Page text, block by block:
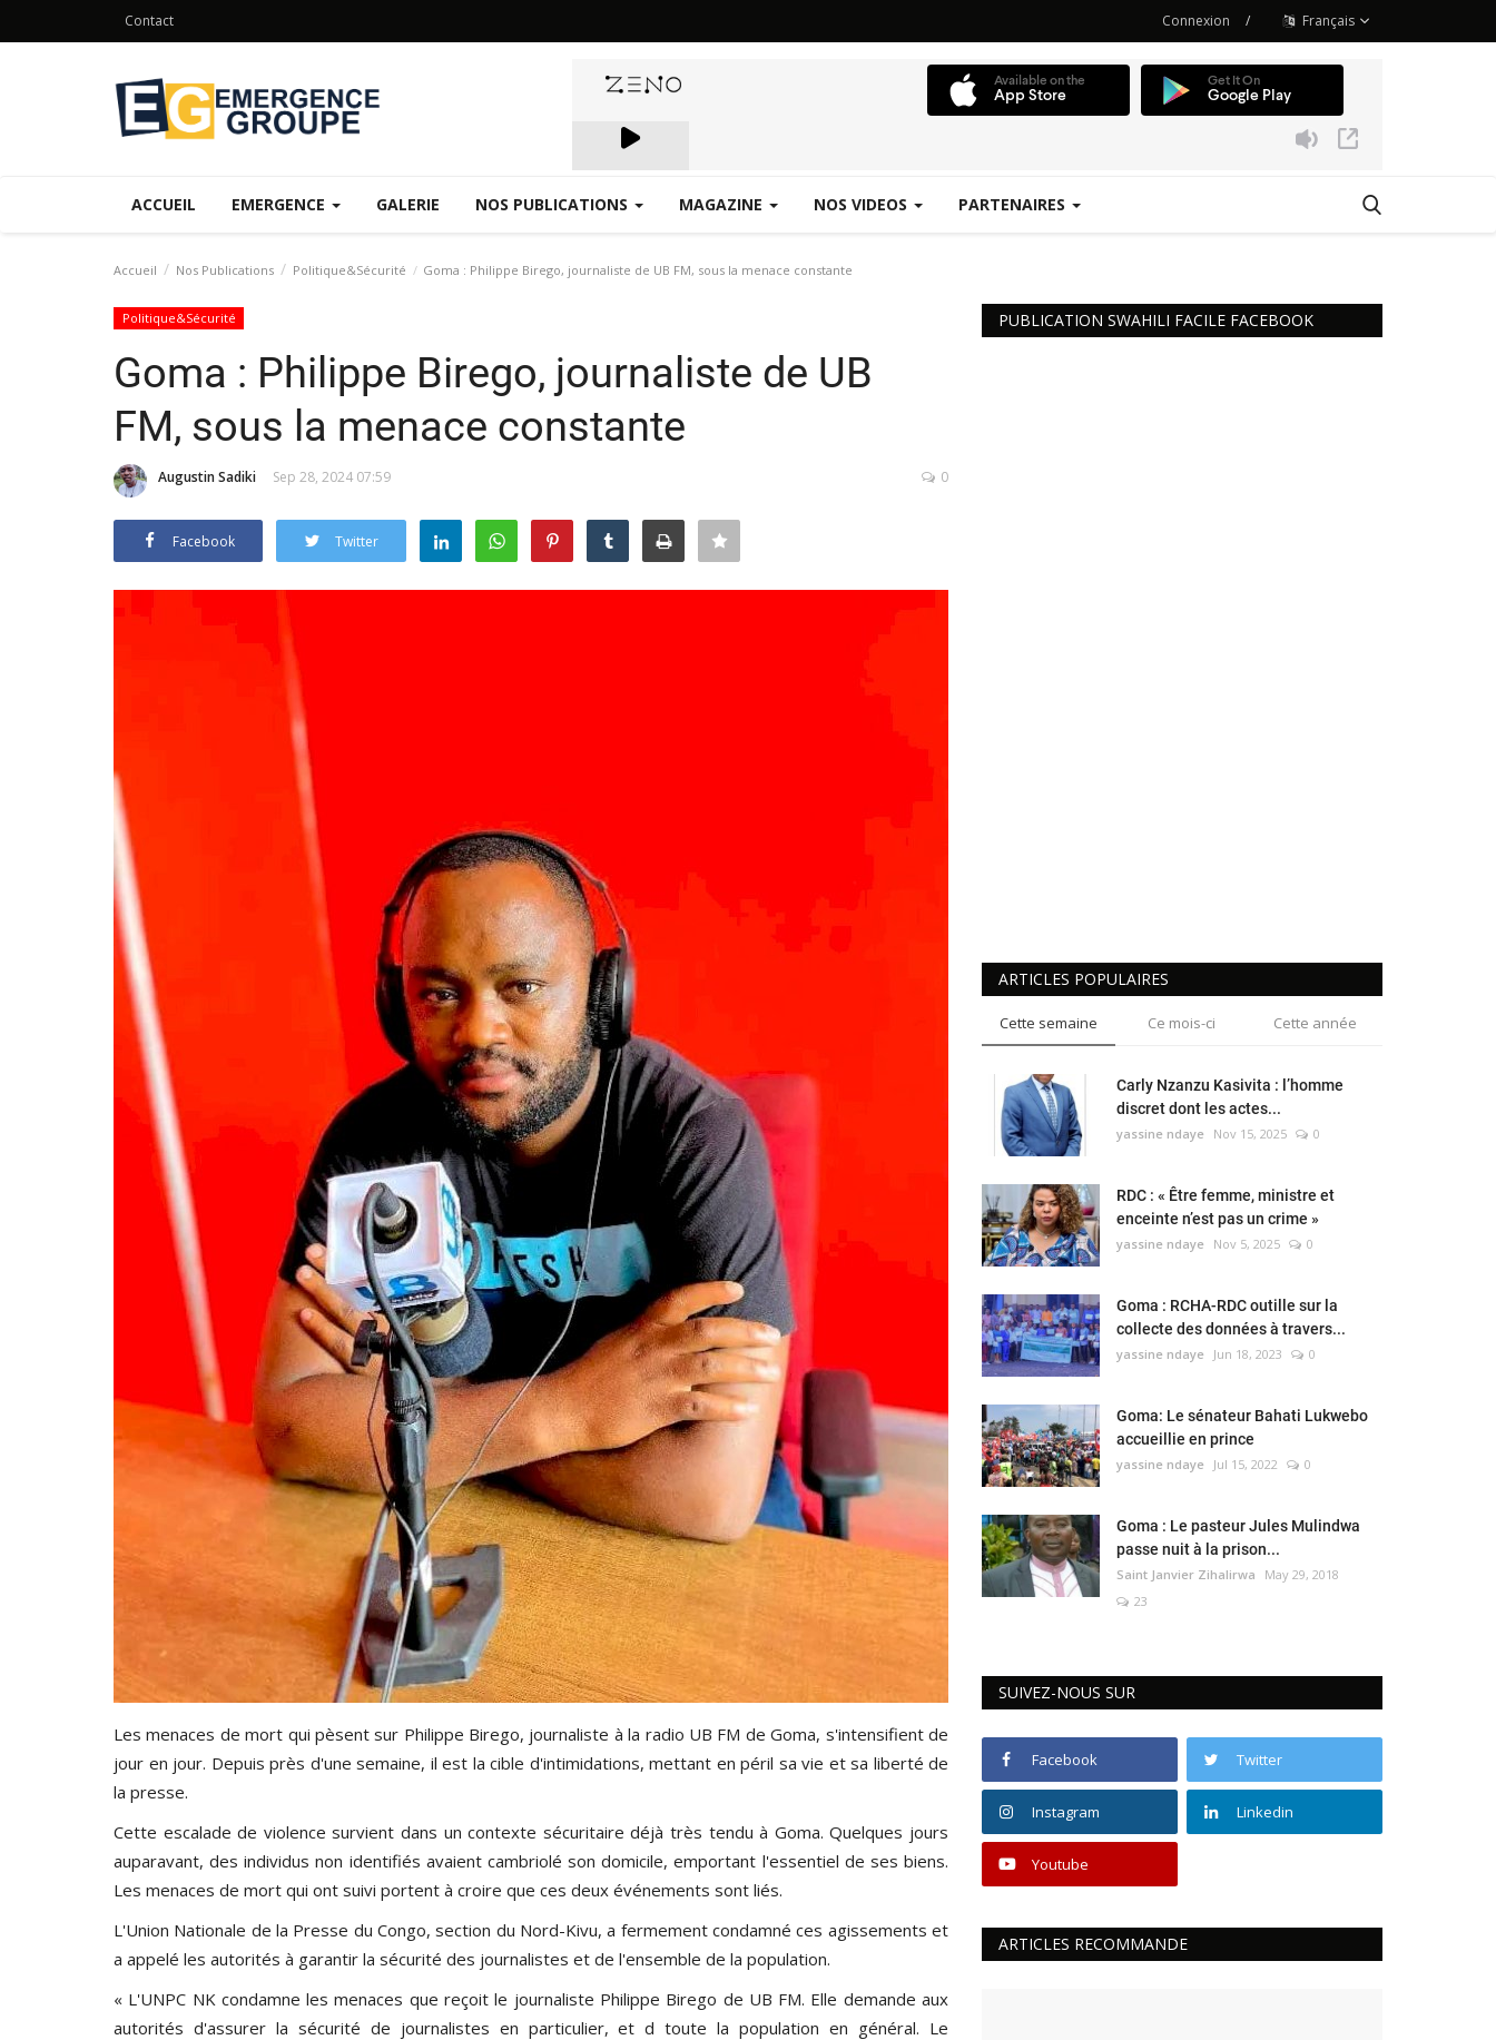
Contact Connexion / Français
ACCUEIL EMERGENCE GALERIE NOS PUBLICATIONS MAGAZINE NOS VIDEOS PARTENAIRES
Accueil Nos Publications Politique&Sécurité Goma : Philippe Birego, journaliste de UB FM, sous la menace constante
Politique&Sécurité
Goma : Philippe Birego, journaliste de UB
FM, sous la menace constante
Augustin Sadiki Sep 28, 2024 07:59 0
Facebook Twitter
Les menaces de mort qui pèsent sur Philippe Birego, journaliste à la radio UB FM de Goma, s'intensifient de
jour en jour. Depuis près d'une semaine, il est la cible d'intimidations, mettant en péril sa vie et sa liberté de
la presse.
Cette escalade de violence survient dans un contexte sécuritaire déjà très tendu à Goma. Quelques jours
auparavant, des individus non identifiés avaient cambriolé son domicile, emportant l'essentiel de ses biens.
Les menaces de mort qui ont suivi portent à croire que ces deux événements sont liés.
L'Union Nationale de la Presse du Congo, section du Nord-Kivu, a fermement condamné ces agissements et
a appelé les autorités à garantir la sécurité des journalistes et de l'ensemble de la population.
« L'UNPC NK condamne les menaces que reçoit le journaliste Philippe Birego de UB FM. Elle demande aux
autorités d'assurer la sécurité de journalistes en particulier, et d toute la population en général. Le
PUBLICATION SWAHILI FACILE FACEBOOK
ARTICLES POPULAIRES
Cette semaine Ce mois-ci Cette année
Carly Nzanzu Kasivita : l’homme
discret dont les actes...
yassine ndaye Nov 15, 2025 0
RDC : « Être femme, ministre et
enceinte n’est pas un crime »
yassine ndaye Nov 5, 2025 0
Goma : RCHA-RDC outille sur la
collecte des données à travers...
yassine ndaye Jun 18, 2023 0
Goma: Le sénateur Bahati Lukwebo
accueillie en prince
yassine ndaye Jul 15, 2022 0
Goma : Le pasteur Jules Mulindwa
passe nuit à la prison...
Saint Janvier Zihalirwa
May 29, 2018
23
SUIVEZ-NOUS SUR
Facebook Twitter
Instagram Linkedin
Youtube
ARTICLES RECOMMANDE